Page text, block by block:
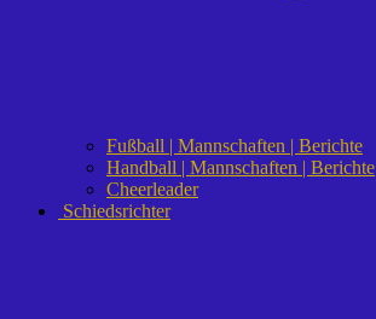
Fußball | Mannschaften | Berichte
Handball | Mannschaften | Berichte
Cheerleader
Schiedsrichter